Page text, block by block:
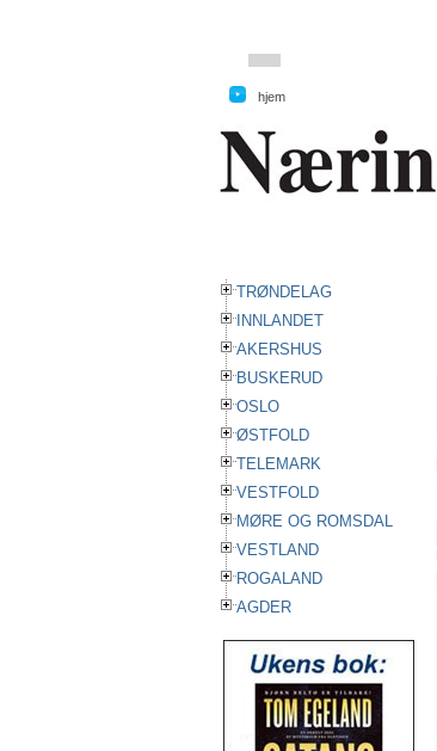
hjem
hjem
TRØNDELAG
INNLANDET
AKERSHUS
BUSKERUD
OSLO
ØSTFOLD
TELEMARK
VESTFOLD
MØRE OG ROMSDAL
VESTLAND
ROGALAND
AGDER